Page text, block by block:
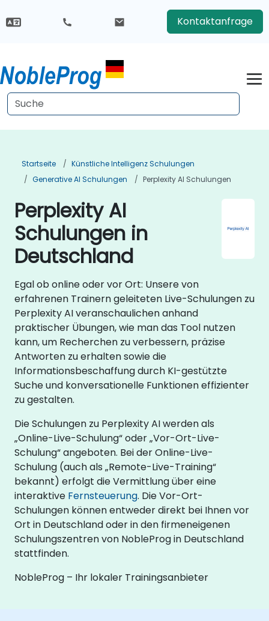
Kontaktanfrage
Startseite
Künstliche Intelligenz Schulungen
Generative AI Schulungen
Perplexity AI Schulungen
Perplexity AI
Schulungen in
Deutschland
Egal ob online oder vor Ort: Unsere von
erfahrenen Trainern geleiteten Live-Schulungen zu
Perplexity AI veranschaulichen anhand
praktischer Übungen, wie man das Tool nutzen
kann, um Recherchen zu verbessern, präzise
Antworten zu erhalten sowie die
Informationsbeschaffung durch KI-gestützte
Suche und konversationelle Funktionen effizienter
zu gestalten.
Die Schulungen zu Perplexity AI werden als
„Online-Live-Schulung“ oder „Vor-Ort-Live-
Schulung“ angeboten. Bei der Online-Live-
Schulung (auch als „Remote-Live-Training“
bekannt) erfolgt die Vermittlung über eine
interaktive Fernsteuerung. Die Vor-Ort-
Schulungen können entweder direkt bei Ihnen vor
Ort in Deutschland oder in den firmeneigenen
Schulungszentren von NobleProg in Deutschland
stattfinden.
NobleProg – Ihr lokaler Trainingsanbieter